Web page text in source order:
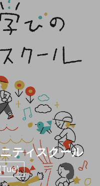
ティスクール